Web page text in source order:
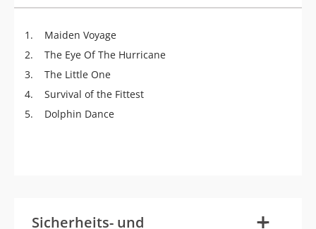
1. Maiden Voyage
2. The Eye Of The Hurricane
3. The Little One
4. Survival of the Fittest
5. Dolphin Dance
Sicherheits- und +
-